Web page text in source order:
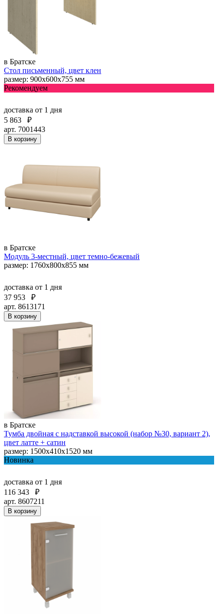
в Братске
Стол письменный, цвет клен
размер: 900х600х755 мм
Рекомендуем
доставка от 1 дня
5 863
₽
арт. 7001443
В корзину
в Братске
Модуль 3-местный, цвет темно-бежевый
размер: 1760х800х855 мм
доставка от 1 дня
37 953
₽
арт. 8613171
В корзину
в Братске
Тумба двойная с надставкой высокой (набор №30, вариант 2),
цвет латте + сатин
размер: 1500х410х1520 мм
Новинка
доставка от 1 дня
116 343
₽
арт. 8607211
В корзину